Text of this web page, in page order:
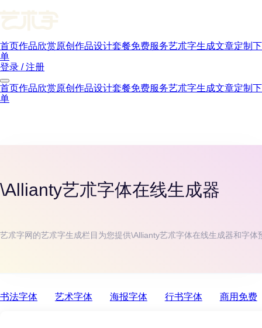
首页作品欣赏原创作品设计套餐免费服务艺朮字生成文章定制下
单
登录 / 注册
首页作品欣赏原创作品设计套餐免费服务艺朮字生成文章定制下
单
\Allianty艺朮字体在线生成器
艺朮字网的艺朮字生成栏目为您提供\Allianty艺朮字体在线生成器和字体
书法字体 艺术字体 海报字体 行书字体 商用免费